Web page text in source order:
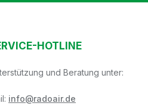
HOTLINE
und Beratung unter:
info@radoair.de